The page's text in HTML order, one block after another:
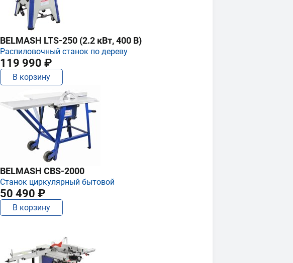
BELMASH LTS-250 (2.2 кВт, 400 В)
Распиловочный станок по дереву
119 990 ₽
В корзину
BELMASH CBS-2000
Станок циркулярный бытовой
50 490 ₽
В корзину